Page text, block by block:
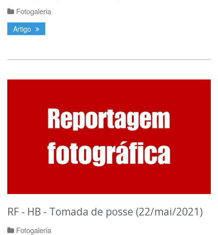
Fotogaleria
Artigo
RF - HB - Tomada de posse (22/mai/2021)
Fotogaleria